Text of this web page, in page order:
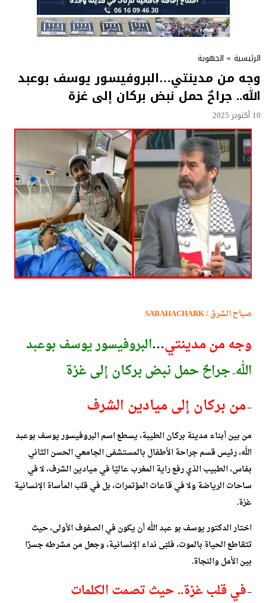
الرئيسية » الجهوية
وجه من مدينتي…البروفيسور يوسف بوعبد
الله.. جراحٌ حمل نبض بركان إلى غزة
10 أكتوبر 2025
صباح الشرق / SABAHACHARK
وجه من مدينتي…البروفيسور يوسف بوعبد
الله..جراحٌ حمل نبض بركان إلى غزة
–من بركان إلى ميادين الشرف
من بين أبناء مدينة بركان الطيبة، يسطع اسم البروفيسور يوسف بوعبد
الله، رئيس قسم جراحة الأطفال بالمستشفى الجامعي الحسن الثاني
بفاس، الطبيب الذي رفع راية المغرب عاليًا في ميادين الشرف، لا في
ساحات الرياضة ولا في قاعات المؤتمرات، بل في قلب المأساة الإنسانية
غزة.
اختار الدكتور يوسف بو عبد الله أن يكون في الصفوف الأولى، حيث
تتقاطع الحياة بالموت، فلبّى نداء الإنسانية، وجعل من مشرطه جسرًا
بين الأمل والنجاة.
–في قلب غزة.. حيث تصمت الكلمات